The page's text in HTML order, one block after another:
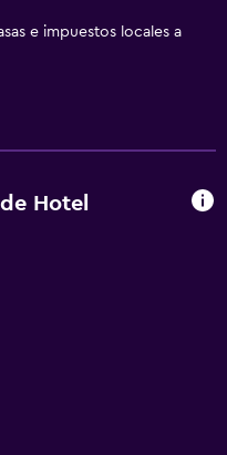
e impuestos locales a
Hotel